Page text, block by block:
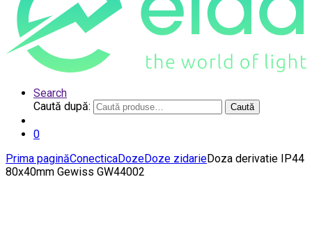
Search
Caută după:
Caută
0
Prima paginăConecticaDozeDoze zidarieDoza derivatie IP44
80x40mm Gewiss GW44002